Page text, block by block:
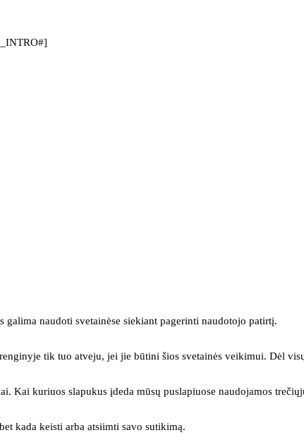
naudoti svetainėse siekiant pagerinti naudotojo patirtį.
tik tuo atveju, jei jie būtini šios svetainės veikimui. Dėl
Kai kuriuos slapukus įdeda mūsų puslapiuose naudojamos
kada keisti arba atsiimti savo sutikimą.